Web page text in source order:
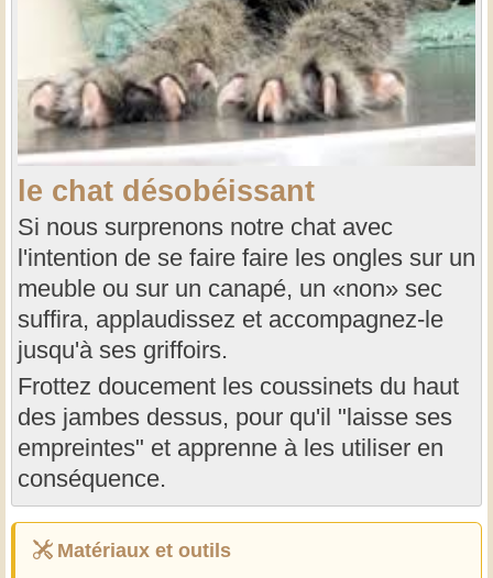
le chat désobéissant
Si nous surprenons notre chat avec
l'intention de se faire faire les ongles sur un
meuble ou sur un canapé, un «non» sec
suffira, applaudissez et accompagnez-le
jusqu'à ses griffoirs.
Frottez doucement les coussinets du haut
des jambes dessus, pour qu'il "laisse ses
empreintes" et apprenne à les utiliser en
conséquence.
Matériaux et outils